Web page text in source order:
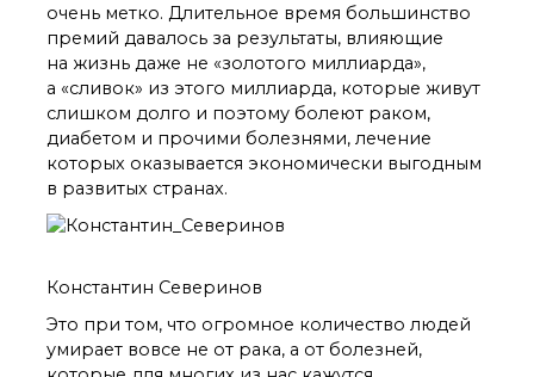
Новости института
Конференции
Новости
диссертационных
советов
Новые лаборатории
Институт в СМИ
должностей
История ВХК РАН
очень метко. Длительное время большинство
премий давалось за результаты, влияющие
на жизнь даже не «золотого миллиарда»,
а «сливок» из этого миллиарда, которые живут
слишком долго и поэтому болеют раком,
диабетом и прочими болезнями, лечение
которых оказывается экономически выгодным
в развитых странах.
Константин Северинов
Это при том, что огромное количество людей
умирает вовсе не от рака, а от болезней,